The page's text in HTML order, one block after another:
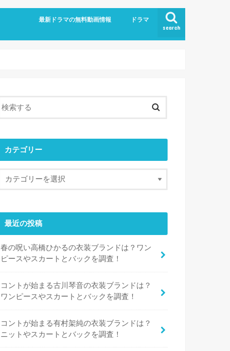
search
最新ドラマの無料動画情報 ドラマ
カテゴリー
最近の投稿
春の呪い高橋ひかるの衣装ブランドは？ワン
ピースやスカートとバックを調査！
コントが始まる古川琴音の衣装ブランドは？
ワンピースやスカートとバックを調査！
コントが始まる有村架純の衣装ブランドは？
ニットやスカートとバックを調査！